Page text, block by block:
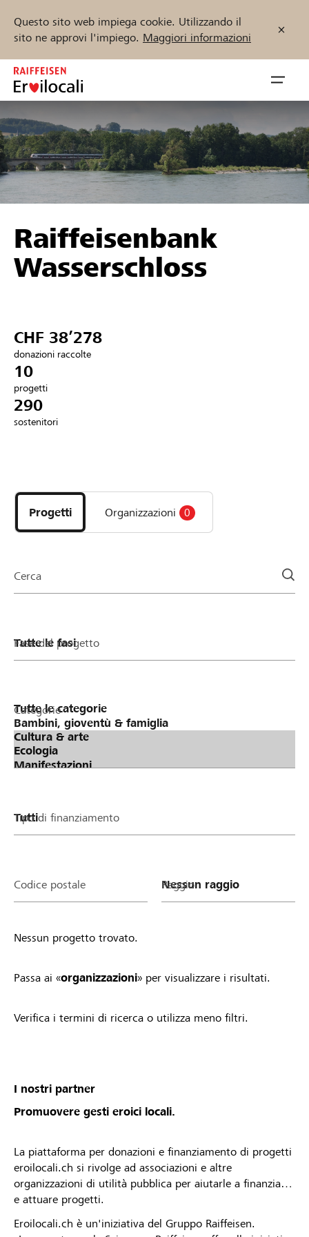
Questo sito web impiega cookie. Utilizzando il
sito ne approvi l'impiego. Maggiori informazioni
Zum
Inhalt
springen
öffnen
Sostenere
Aiuto & supporto
Collegarsi
Trova progetti e organizzazioni
Inizia ora
DE FR IT
Raiffeisenbank
Wasserschloss
CHF 38’278
donazioni raccolte
10
progetti
290
sostenitori
i
progetti
e
della
Progetti Organizzazioni 0
Cerca
Fase del progetto
Categorie
Tipo di finanziamento
Codice postale Raggio
Nessun progetto trovato.
Passa ai «organizzazioni» per visualizzare i risultati.
Verifica i termini di ricerca o utilizza meno filtri.
I nostri partner
Promuovere gesti eroici locali.
La piattaforma per donazioni e finanziamento di progetti
eroilocali.ch si rivolge ad associazioni e altre
organizzazioni di utilità pubblica per aiutarle a finanziare
e attuare progetti.
Eroilocali.ch è un'iniziativa del Gruppo Raiffeisen.